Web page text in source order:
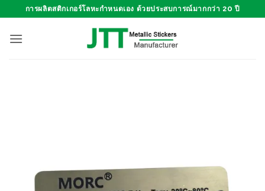
ไป
การผลิตสติกเกอร์โลหะกำหนดเอง ด้วยประสบการณ์มากกว่า 20 ปี